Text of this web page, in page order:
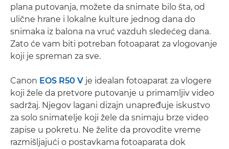
plana putovanja, možete da snimate bilo šta, od
ulične hrane i lokalne kulture jednog dana do
snimaka iz balona na vruć vazduh sledećeg dana.
Zato će vam biti potreban fotoaparat za vlogovanje
koji je spreman za sve.
Canon EOS R50 V je idealan fotoaparat za vlogere
koji žele da pretvore putovanje u primamljiv video
sadržaj. Njegov lagani dizajn unapređuje iskustvo
za solo snimatelje koji žele da snimaju brze video
zapise u pokretu. Ne želite da provodite vreme
razmišljajući o postavkama fotoaparata dok